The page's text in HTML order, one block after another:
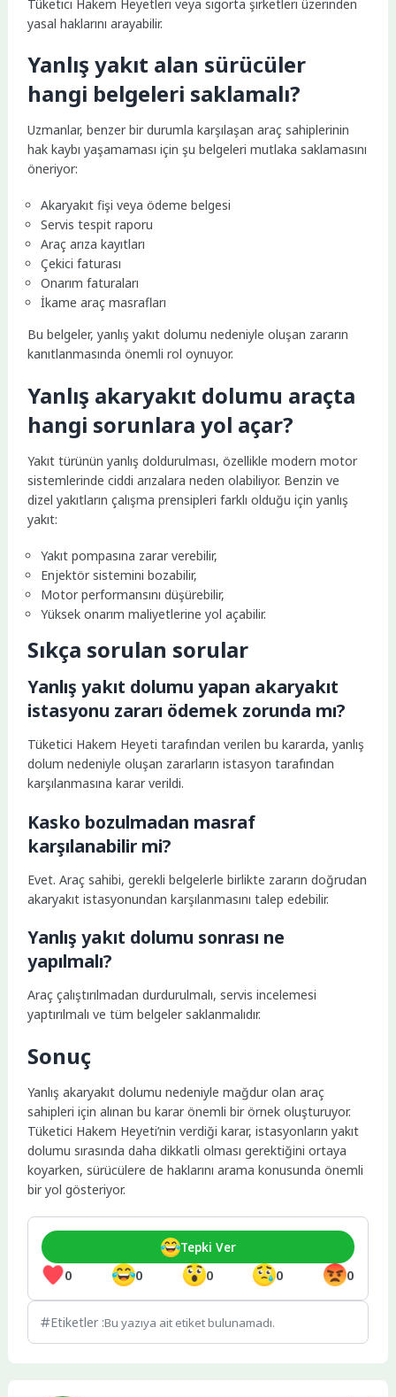
Tüketici Hakem Heyetleri veya sigorta şirketleri üzerinden
yasal haklarını arayabilir.
Yanlış yakıt alan sürücüler
hangi belgeleri saklamalı?
Uzmanlar, benzer bir durumla karşılaşan araç sahiplerinin
hak kaybı yaşamaması için şu belgeleri mutlaka saklamasını
öneriyor:
Akaryakıt fişi veya ödeme belgesi
Servis tespit raporu
Araç arıza kayıtları
Çekici faturası
Onarım faturaları
İkame araç masrafları
Bu belgeler, yanlış yakıt dolumu nedeniyle oluşan zararın
kanıtlanmasında önemli rol oynuyor.
Yanlış akaryakıt dolumu araçta
hangi sorunlara yol açar?
Yakıt türünün yanlış doldurulması, özellikle modern motor
sistemlerinde ciddi arızalara neden olabiliyor. Benzin ve
dizel yakıtların çalışma prensipleri farklı olduğu için yanlış
yakıt:
Yakıt pompasına zarar verebilir,
Enjektör sistemini bozabilir,
Motor performansını düşürebilir,
Yüksek onarım maliyetlerine yol açabilir.
Sıkça sorulan sorular
Yanlış yakıt dolumu yapan akaryakıt
istasyonu zararı ödemek zorunda mı?
Tüketici Hakem Heyeti tarafından verilen bu kararda, yanlış
dolum nedeniyle oluşan zararların istasyon tarafından
karşılanmasına karar verildi.
Kasko bozulmadan masraf
karşılanabilir mi?
Evet. Araç sahibi, gerekli belgelerle birlikte zararın doğrudan
akaryakıt istasyonundan karşılanmasını talep edebilir.
Yanlış yakıt dolumu sonrası ne
yapılmalı?
Araç çalıştırılmadan durdurulmalı, servis incelemesi
yaptırılmalı ve tüm belgeler saklanmalıdır.
Sonuç
Yanlış akaryakıt dolumu nedeniyle mağdur olan araç
sahipleri için alınan bu karar önemli bir örnek oluşturuyor.
Tüketici Hakem Heyeti’nin verdiği karar, istasyonların yakıt
dolumu sırasında daha dikkatli olması gerektiğini ortaya
koyarken, sürücülere de haklarını arama konusunda önemli
bir yol gösteriyor.
0 0 0 0 0
Tepki Ver
Etiketler :Bu yazıya ait etiket bulunamadı.